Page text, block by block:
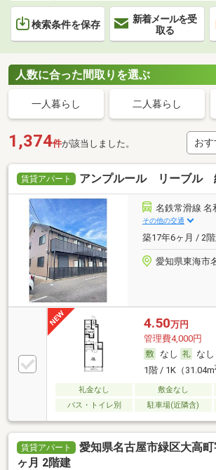
検索条件を保存
新着メールを受
取る
人数に合った間取りを選ぶ
一人暮らし 二人暮らし
1,374件が該当しました。
賃貸アパート アンプルール リーブル
名鉄常滑線 名
その他の交通
築17年6ヶ月 / 2
愛知県東海市
4.50万円
管理費4,000円
なし
なし
1階 / 1K（31.04m
礼金なし 敷金なし
バス・トイレ別
駐車場(近隣含)
賃貸アパート
愛知県名古屋市緑区大高
ヶ月 2階建